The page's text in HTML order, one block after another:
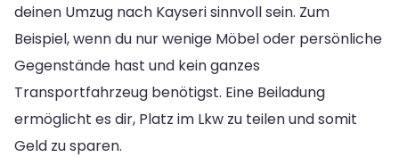
deinen Umzug nach Kayseri sinnvoll sein. Zum
Beispiel, wenn du nur wenige Möbel oder persönliche
Gegenstände hast und kein ganzes
Transportfahrzeug benötigst. Eine Beiladung
ermöglicht es dir, Platz im Lkw zu teilen und somit
Geld zu sparen.